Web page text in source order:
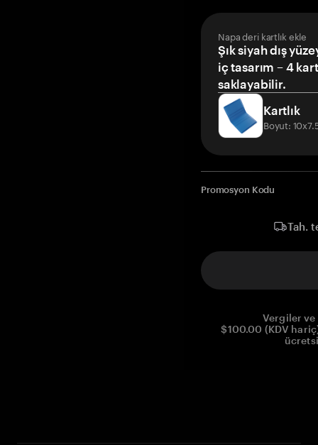
Napa deri kartlık ekle
Şık siyah dış
iç tasarım – 4
saklayabilir.
Kartlık
Boyut:
Promosyon Kodu
Tah.
Vergiler
$100.00 (KDV